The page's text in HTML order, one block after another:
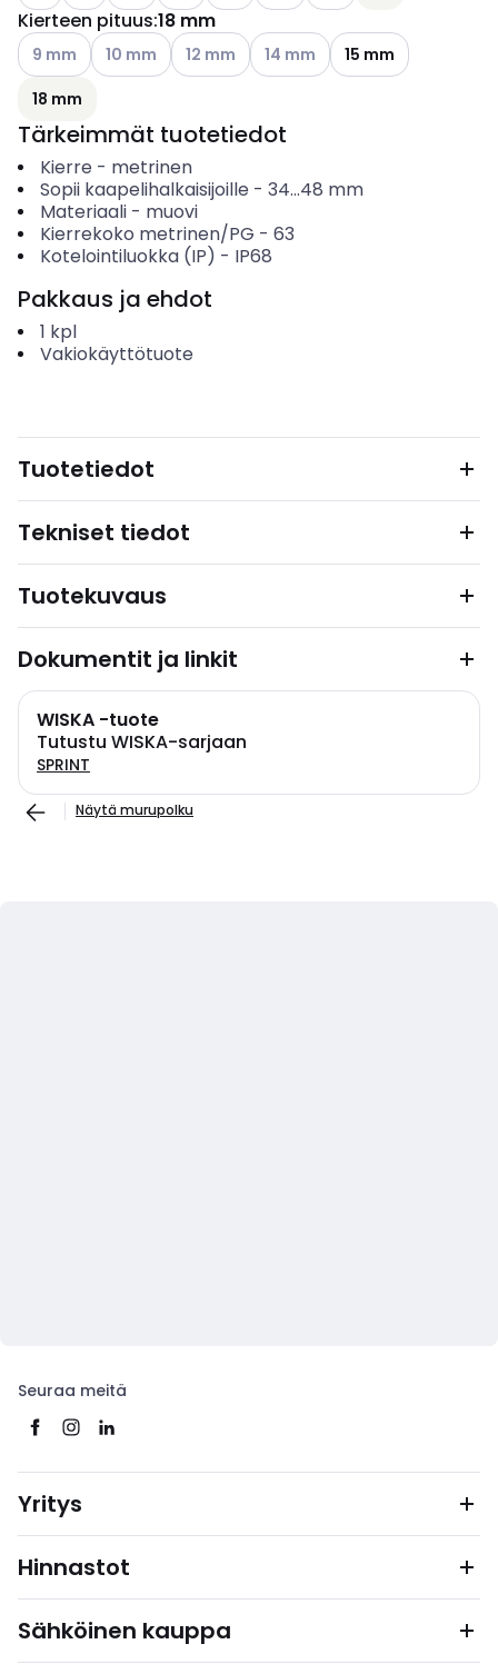
Kierteen pituus:18 mm
Katso käytettävissä olevat vaihtoehdot
9 mm Katso käytettävissä olevat vaihtoehdot
10 mm Katso käytettävissä olevat vaihtoehdot
12 mm Katso käytettävissä olevat
14 mm
15 mm
18 mm
Tärkeimmät tuotetiedot
Kierre - metrinen
Sopii kaapelihalkaisijoille - 34...48 mm
Materiaali- muovi
Kierrekoko metrinen/PG - 63
Kotelointiluokka (IP) - IP68
Pakkaus ja ehdot
1 kpl
Vakiokäyttötuote
Tuotetiedot
Tekniset tiedot
Tuotekuvaus
Dokumentit ja linkit
WISKA -tuote
Tutustu WISKA-sarjaan
SPRINT
Näytä murupolku
Seuraa meitä
Yritys
Hinnastot
Sähköinen kauppa